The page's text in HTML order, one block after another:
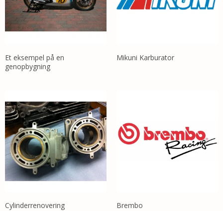
Et eksempel på en
genopbygning
Mikuni Karburator
Cylinderrenovering Brembo